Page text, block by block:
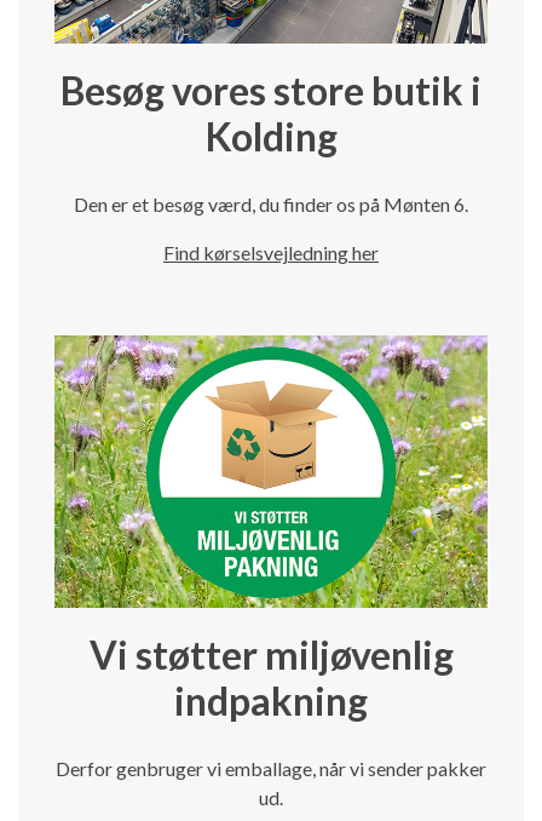
Besøg vores store butik i
Kolding
Den er et besøg værd, du finder os på Mønten 6.
Find kørselsvejledning her
Vi støtter miljøvenlig
indpakning
Derfor genbruger vi emballage, når vi sender pakker
ud.